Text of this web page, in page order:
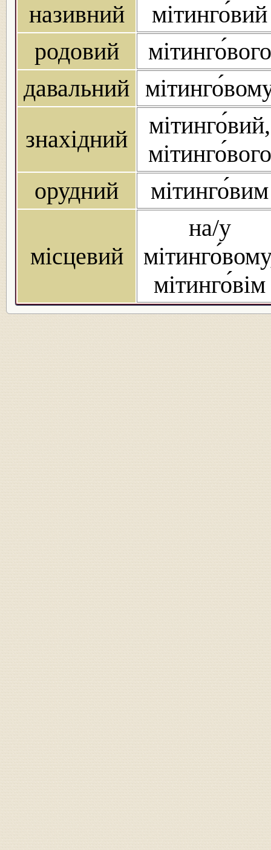
називний
мітинго́вий
родовий
мітинго́вого
давальний
знахідний
мітинго́вий,
мітинго́вого
орудний
мітинго́вим
місцевий
на/у
мітинго́вім